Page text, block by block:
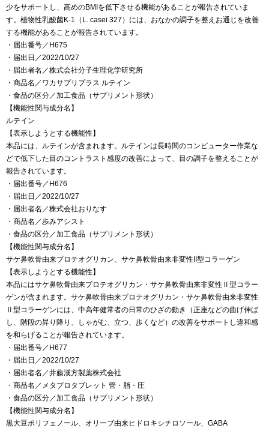
少をサポートし、高めのBMIを低下させる機能があることが報告されていま
す。植物性乳酸菌K-1（L. casei 327）には、おなかの調子を整えお通じを改善
する機能があることが報告されています。
・届出番号／H675
・届出日／2022/10/27
・届出者名／株式会社分子生理化学研究所
・商品名／ワカサプリプラス ルテイン
・食品の区分／加工食品（サプリメント形状）
【機能性関与成分名】
ルテイン
【表示しようとする機能性】
本品には、ルテインが含まれます。ルテインは長時間のコンピューター作業な
どで低下した目のコントラスト感度の改善によって、目の調子を整えることが
報告されています。
・届出番号／H676
・届出日／2022/10/27
・届出者名／株式会社おりなす
・商品名／歩みアシスト
・食品の区分／加工食品（サプリメント形状）
【機能性関与成分名】
サケ鼻軟骨由来プロテオグリカン、サケ鼻軟骨由来非変性II型コラーゲン
【表示しようとする機能性】
本品にはサケ鼻軟骨由来プロテオグリカン・サケ鼻軟骨由来非変性Ⅱ型コラー
ゲンが含まれます。サケ鼻軟骨由来プロテオグリカン・サケ鼻軟骨由来非変性
Ⅱ型コラーゲンには、中高年健常者の日常のひざの動き（正座などの曲げ伸ば
し、階段の昇り降り、しゃがむ、立つ、歩くなど）の改善をサポートし違和感
を和らげることが報告されています。
・届出番号／H677
・届出日／2022/10/27
・届出者名／井藤漢方製薬株式会社
・商品名／メタプロタブレット 管・脂・圧
・食品の区分／加工食品（サプリメント形状）
【機能性関与成分名】
黒大豆ポリフェノール、オリーブ由来ヒドロキシチロソール、GABA